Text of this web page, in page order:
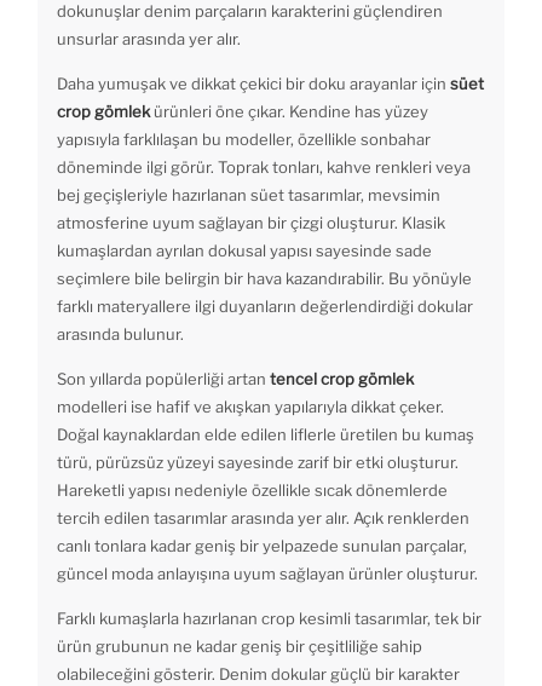
dokunuşlar denim parçaların karakterini güçlendiren
unsurlar arasında yer alır.
Daha yumuşak ve dikkat çekici bir doku arayanlar için süet
crop gömlekürünleri öne çıkar. Kendine has yüzey
yapısıyla farklılaşan bu modeller, özellikle sonbahar
döneminde ilgi görür. Toprak tonları, kahve renkleri veya
bej geçişleriyle hazırlanan süet tasarımlar, mevsimin
atmosferine uyum sağlayan bir çizgi oluşturur. Klasik
kumaşlardan ayrılan dokusal yapısı sayesinde sade
seçimlere bile belirgin bir hava kazandırabilir. Bu yönüyle
farklı materyallere ilgi duyanların değerlendirdiği dokular
arasında bulunur.
Son yıllarda popülerliği artan tencel crop gömlek
modelleri ise hafif ve akışkan yapılarıyla dikkat çeker.
Doğal kaynaklardan elde edilen liflerle üretilen bu kumaş
türü, pürüzsüz yüzeyi sayesinde zarif bir etki oluşturur.
Hareketli yapısı nedeniyle özellikle sıcak dönemlerde
tercih edilen tasarımlar arasında yer alır. Açık renklerden
canlı tonlara kadar geniş bir yelpazede sunulan parçalar,
güncel moda anlayışına uyum sağlayan ürünler oluşturur.
Farklı kumaşlarla hazırlanan crop kesimli tasarımlar, tek bir
ürün grubunun ne kadar geniş bir çeşitliliğe sahip
olabileceğini gösterir. Denim dokular güçlü bir karakter